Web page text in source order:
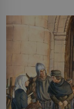
pře hned několik
Francie, kde se